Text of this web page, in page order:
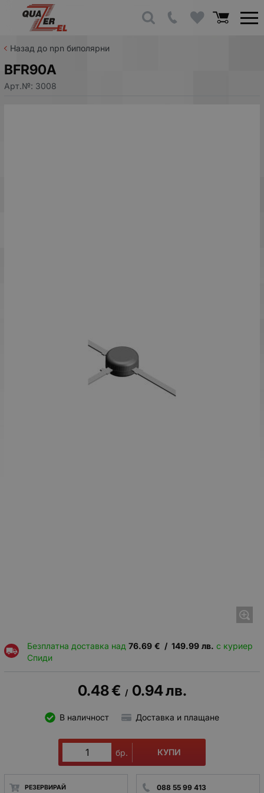
Назад до npn биполярни
BFR90A
Арт.№: 3008
Безплатна доставка над 76.69 € / 149.99 лв. с куриер
Спиди
0.48€ / 0.94лв.
В наличност Доставка и плащане
бр. КУПИ
РЕЗЕРВИРАЙ 088 55 99 413